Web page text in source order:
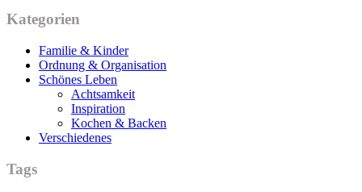
Kategorien
Familie & Kinder
Ordnung & Organisation
Schönes Leben
Achtsamkeit
Inspiration
Kochen & Backen
Verschiedenes
Tags